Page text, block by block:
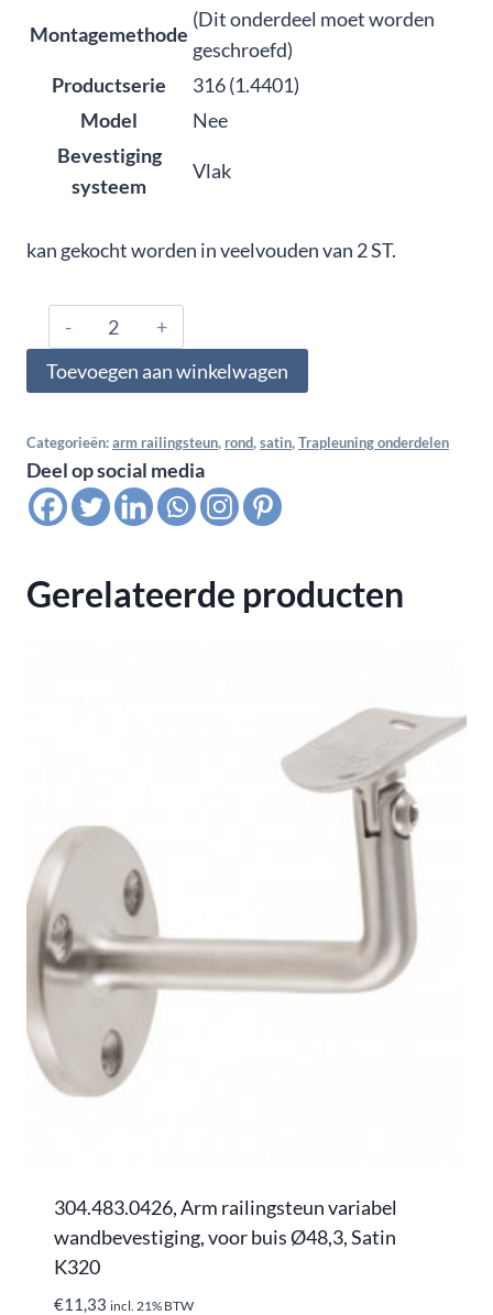
Montagemethode
(Dit onderdeel moet worden
geschroefd)
Productserie
316 (1.4401)
Model
Nee
Bevestiging
systeem
Vlak
kan gekocht worden in veelvouden van 2 ST.
316.480.0301,
Arm
railingsteun
-
48,3
mm,
aantal
Toevoegen aan winkelwagen
Categorieën: arm railingsteun, rond, satin, Trapleuning onderdelen
Deel op social media
Gerelateerde producten
304.483.0426, Arm railingsteun variabel
wandbevestiging, voor buis Ø48,3, Satin
K320
€11,33 incl. 21% BTW